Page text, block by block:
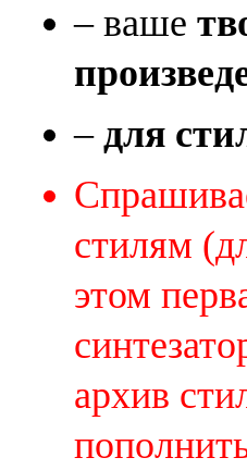
– ваше
–для
стилям
этом
архив